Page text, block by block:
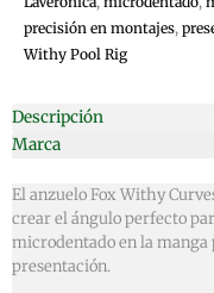
precisión en montajes,
Withy Pool Rig
Descripción
Marca
El anzuelo Fox Withy
crear el ángulo perfecto
microdentado en la
presentación.